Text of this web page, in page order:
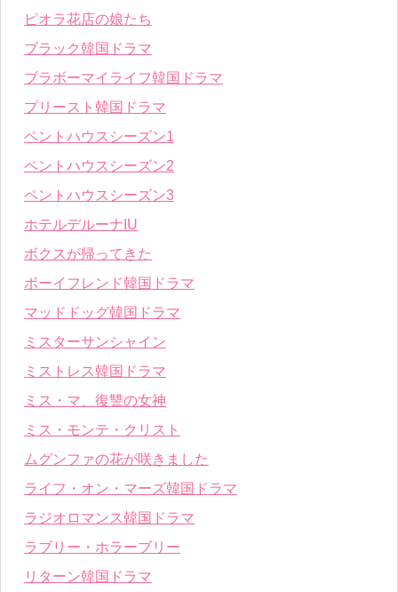
ピオラ花店の娘たち
ブラック韓国ドラマ
ブラボーマイライフ韓国ドラマ
プリースト韓国ドラマ
ペントハウスシーズン1
ペントハウスシーズン2
ペントハウスシーズン3
ホテルデルーナIU
ボクスが帰ってきた
ボーイフレンド韓国ドラマ
マッドドッグ韓国ドラマ
ミスターサンシャイン
ミストレス韓国ドラマ
ミス・マ、復讐の女神
ミス・モンテ・クリスト
ムグンファの花が咲きました
ライフ・オン・マーズ韓国ドラマ
ラジオロマンス韓国ドラマ
ラブリー・ホラーブリー
リターン韓国ドラマ